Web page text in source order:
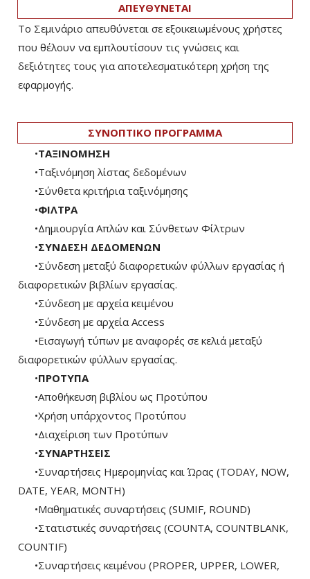
ΑΠΕΥΘΥΝΕΤΑΙ
Το Σεμινάριο απευθύνεται σε εξοικειωμένους χρήστες
που θέλουν να εμπλουτίσουν τις γνώσεις και
δεξιότητες τους για αποτελεσματικότερη χρήση της
εφαρμογής.
ΣΥΝΟΠΤΙΚΟ ΠΡΟΓΡΑΜΜΑ
•ΤΑΞΙΝΟΜΗΣΗ
•Ταξινόμηση λίστας δεδομένων
•Σύνθετα κριτήρια ταξινόμησης
•ΦΙΛΤΡΑ
•Δημιουργία Απλών και Σύνθετων Φίλτρων
•ΣΥΝΔΕΣΗ ΔΕΔΟΜΕΝΩΝ
•Σύνδεση μεταξύ διαφορετικών φύλλων εργασίας ή
διαφορετικών βιβλίων εργασίας.
•Σύνδεση με αρχεία κειμένου
•Σύνδεση με αρχεία Access
•Εισαγωγή τύπων με αναφορές σε κελιά μεταξύ
διαφορετικών φύλλων εργασίας.
•ΠΡΟΤΥΠΑ
•Αποθήκευση βιβλίου ως Προτύπου
•Χρήση υπάρχοντος Προτύπου
•Διαχείριση των Προτύπων
•ΣΥΝΑΡΤΗΣΕΙΣ
•Συναρτήσεις Ημερομηνίας και Ώρας (TODAY, NOW,
DATE, YEAR, MONTH)
•Μαθηματικές συναρτήσεις (SUMIF, ROUND)
•Στατιστικές συναρτήσεις (COUNTA, COUNTBLANK,
COUNTIF)
•Συναρτήσεις κειμένου (PROPER, UPPER, LOWER,